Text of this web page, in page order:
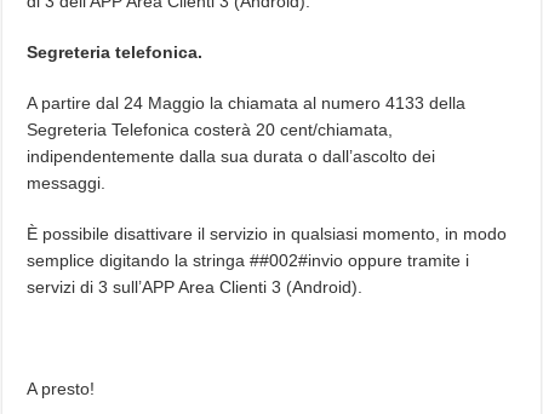
Segreteria telefonica.
A partire dal 24 Maggio la chiamata al numero 4133 della
Segreteria Telefonica costerà 20 cent/chiamata,
indipendentemente dalla sua durata o dall’ascolto dei
messaggi.
È possibile disattivare il servizio in qualsiasi momento, in modo
semplice digitando la stringa ##002#invio oppure tramite i
servizi di 3 sull’APP Area Clienti 3 (Android).
A presto!